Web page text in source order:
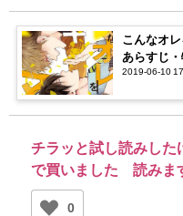
こんなオ
あらすじ
2019-06-10
チラッと試し読みした
で買いました 読みま
0